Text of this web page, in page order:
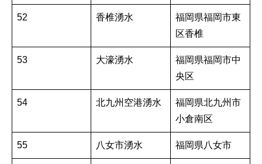
52 香椎湧水
福岡県福岡市東
区香椎
53 大濠湧水
福岡県福岡市中
央区
54 北九州空港湧水
福岡県北九州市
小倉南区
55 八女市湧水 福岡県八女市